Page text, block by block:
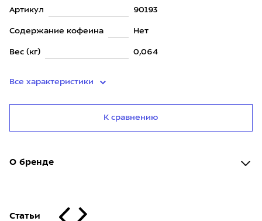
Артикул 90193
Содержание кофеина Нет
Вес (кг) 0,064
Все характеристики
К сравнению
О бренде
Статьи